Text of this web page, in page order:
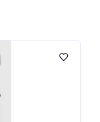
Lägg till